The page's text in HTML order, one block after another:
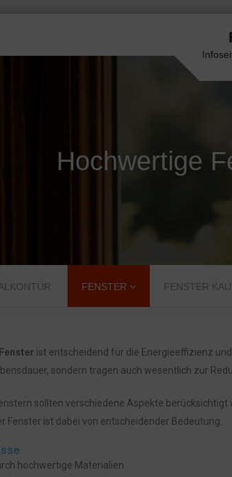
Hochwertige
FENSTER FENSTER
Fenster ist entscheidend für die Energieeffizienz
sondern tragen auch wesentlich zur
sollten verschiedene Aspekte
Fenster ist dabei von entscheidender Bedeutung.
hochwertige Materialien